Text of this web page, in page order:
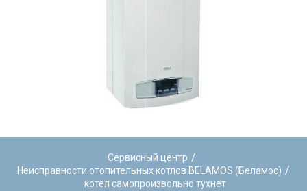
Сервисный центр /
Неисправности отопительных котлов BELAMOS (Беламос) /
котел самопроизвольно тухнет